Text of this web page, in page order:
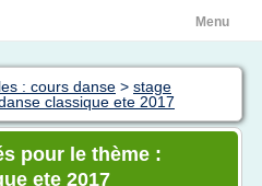
Menu
: cours danse > stage
classique ete 2017
pour le thème :
ete 2017